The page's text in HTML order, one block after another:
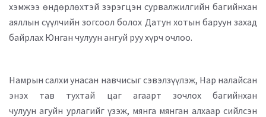
хэмжээ өндөрлөхтэй зэрэгцэн сурвалжилгийн багийнхан
аяллын сүүлчийн зогсоол болох Датун хотын баруун захад
байрлах Юнган чулуун ангуй руу хүрч очлоо.
Намрын салхи унасан навчисыг сэвэлзүүлэж, Нар налайсан
энэх тав тухтай цаг агаарт зочлох багийнхан
чулуун агуйн урлагийг үзэж, мянга мянган алхаар сийлсэн